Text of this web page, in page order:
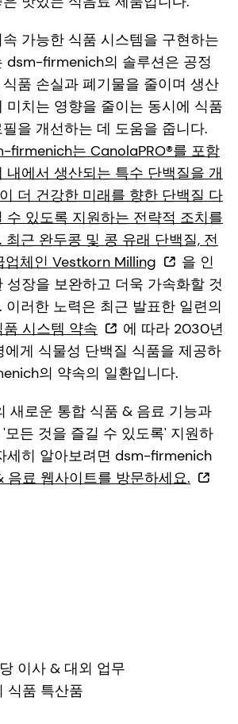
가능한 식품 시스템을 구현하는
dsm-firmenich의 솔루션은 공정
품 손실과 폐기물을 줄이며 생산
미치는 영향을 줄이는 동시에 식품
을 개선하는 데 도움을 줍니다.
firmenich는 CanolaPRO®를 포함
내에서 생산되는 특수 단백질을 개
더 건강한 미래를 향한 단백질 다
수 있도록 지원하는 전략적 조치를
최근 완두콩 및 콩 유래 단백질, 전
업체인 Vestkorn Milling
을 인
성장을 보완하고 더욱 가속화할 것
이러한 노력은 최근 발표한 일련의
시스템 약속
에 따라 2030년
에게 식물성 단백질 식품을 제공하
의 약속의 일환입니다.
새로운 통합 식품 & 음료 기능과
모든 것을 즐길 수 있도록' 지원하
세히 알아보려면 dsm-firmenich
음료 웹사이트를 방문하세요.
이사 & 대외 업무
식품 특산품